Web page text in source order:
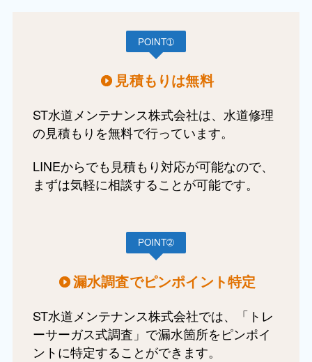
POINT➀
見積もりは無料
ST水道メンテナンス株式会社は、水道修理
の見積もりを無料で行っています。
LINEからでも見積もり対応が可能なので、
まずは気軽に相談することが可能です。
POINT➁
漏水調査でピンポイント特定
ST水道メンテナンス株式会社では、「トレ
ーサーガス式調査」で漏水箇所をピンポイ
ントに特定することができます。